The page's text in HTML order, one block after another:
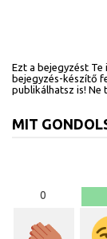
Ezt a bejegyzést
bejegyzés-készítő
publikálhatsz is!
MIT
0